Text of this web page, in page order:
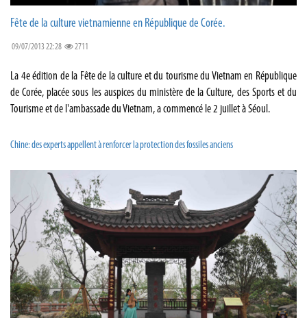
Fête de la culture vietnamienne en République de Corée.
09/07/2013 22:28 2711
La 4e édition de la Fête de la culture et du tourisme du Vietnam en République
de Corée, placée sous les auspices du ministère de la Culture, des Sports et du
Tourisme et de l'ambassade du Vietnam, a commencé le 2 juillet à Séoul.
Chine: des experts appellent à renforcer la protection des fossiles anciens